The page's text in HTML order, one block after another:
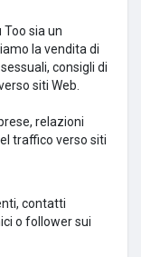
sia un
la vendita di
consigli di
siti Web.
relazioni
traffico verso siti
contatti
o follower sui